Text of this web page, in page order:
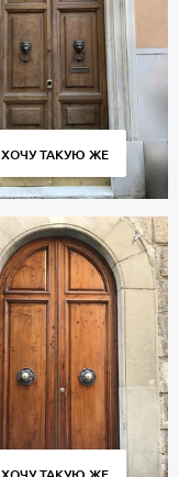
ХОЧУ ТАКУЮ ЖЕ